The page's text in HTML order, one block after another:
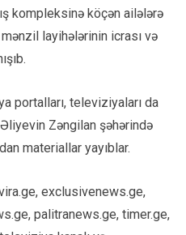
kompleksinə köçən ailələrə
layihələrinin icrası və
portalları, televiziyaları da
Zəngilan şəhərində
materiallar yayıblar.
exclusivenews.ge,
palitranews.ge, timer.ge,